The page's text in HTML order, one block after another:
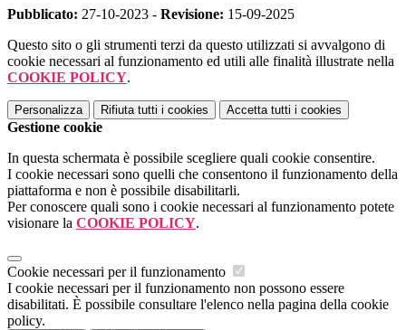
Pubblicato: 27-10-2023 - Revisione: 15-09-2025
Questo sito o gli strumenti terzi da questo utilizzati si avvalgono di
cookie necessari al funzionamento ed utili alle finalità illustrate nella
COOKIE POLICY.
Personalizza Rifiuta tutti i cookies Accetta tutti i cookies
Gestione cookie
In questa schermata è possibile scegliere quali cookie consentire.
I cookie necessari sono quelli che consentono il funzionamento della
piattaforma e non è possibile disabilitarli.
Per conoscere quali sono i cookie necessari al funzionamento potete
visionare la COOKIE POLICY.
Cookie necessari per il funzionamento
I cookie necessari per il funzionamento non possono essere
disabilitati. È possibile consultare l'elenco nella pagina della cookie
policy.